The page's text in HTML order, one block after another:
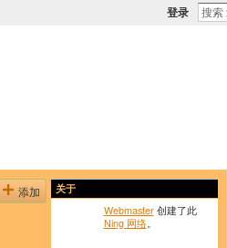
登录
添加 关于
Webmaster创建了此
Ning 网络。